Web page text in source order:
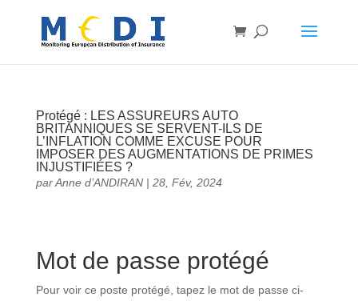
Protégé : LES ASSUREURS AUTO
BRITANNIQUES SE SERVENT-ILS DE
L’INFLATION COMME EXCUSE POUR
IMPOSER DES AUGMENTATIONS DE PRIMES
INJUSTIFIÉES ?
parAnne d’ANDIRAN| 28, Fév, 2024
Mot de passe protégé
Pour voir ce poste protégé, tapez le mot de passe ci-